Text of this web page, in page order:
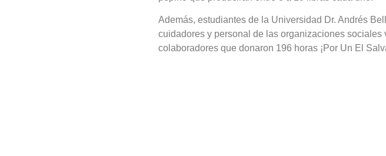
Además, estudiantes de la Universidad Dr. Andrés
cuidadores y personal de las organizaciones
colaboradores que donaron 196 horas ¡Por Un El